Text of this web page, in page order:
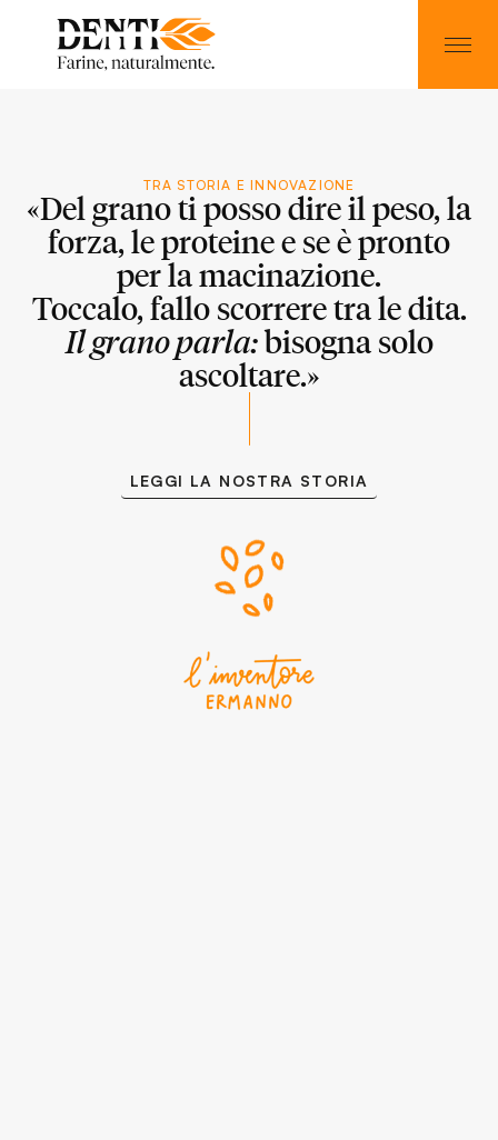
TRA STORIA E INNOVAZIONE
«Del grano ti posso dire il peso, la
forza, le proteine e se è pronto
per la macinazione.
Toccalo, fallo scorrere tra le dita.
Il grano parla:bisogna solo
ascoltare.»
LEGGI LA NOSTRA STORIA